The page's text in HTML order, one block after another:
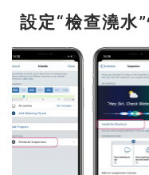
設定“檢查澆水